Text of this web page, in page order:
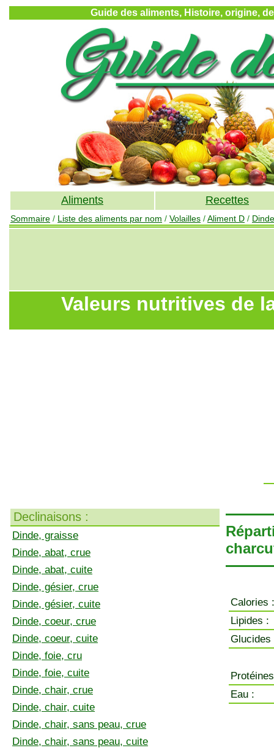
Guide des aliments, Histoire, origine,
Aliments Recettes
Sommaire / Liste des aliments par nom / Volailles /Aliment D / Dinde
Valeurs nutritives de
Declinaisons :
Dinde, graisse
Dinde, abat, crue
Dinde, abat, cuite
Dinde, gésier, crue
Dinde, gésier, cuite
Dinde, coeur, crue
Dinde, coeur, cuite
Dinde, foie, cru
Dinde, foie, cuite
Dinde, chair, crue
Dinde, chair, cuite
Dinde, chair, sans peau, crue
Dinde, chair, sans peau, cuite
Calories :
Lipides :
Glucides
Eau :